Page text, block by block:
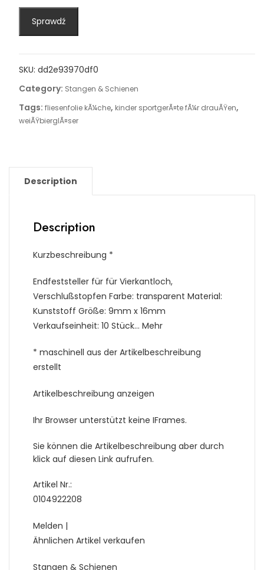
Sprawdź
SKU: dd2e93970df0
Category: Stangen & Schienen
Tags: fliesenfolie kÃ¼che, kinder sportgerÃ¤te fÃ¼r drauÃŸen,
weiÃŸbierglÃ¤ser
Description
Description
Kurzbeschreibung *
Endfeststeller für für Vierkantloch,
Verschlußstopfen Farbe: transparent Material:
Kunststoff Größe: 9mm x 16mm
Verkaufseinheit: 10 Stück… Mehr
* maschinell aus der Artikelbeschreibung
erstellt
Artikelbeschreibung anzeigen
Ihr Browser unterstützt keine IFrames.
Sie können die Artikelbeschreibung aber durch
klick auf diesen Link aufrufen.
Artikel Nr.:
0104922208
Melden |
Ähnlichen Artikel verkaufen
Stangen & Schienen